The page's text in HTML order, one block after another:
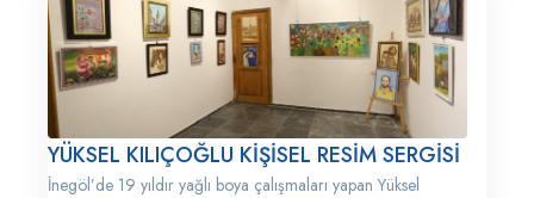
YÜKSEL KILIÇOĞLU KİŞİSEL RESİM SERGİSİ
İnegöl’de 19 yıldır yağlı boya çalışmaları yapan Yüksel